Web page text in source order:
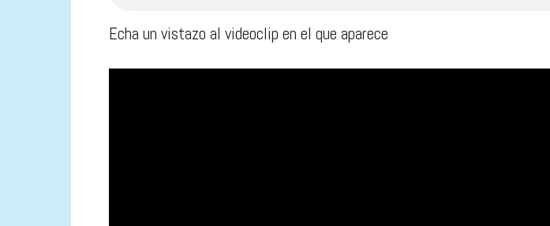
Echa un vistazo al videoclip en el que aparece